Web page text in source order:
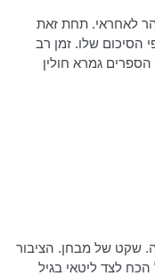
לאחראי. תחת זאת
הסיכום שלו. זמן רב
גמרא חולין
שקט של מבחן. הציבור
הכח לצד ליטאי בגיל